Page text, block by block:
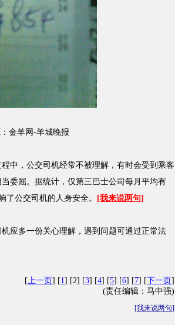
金羊网-羊城晚报
，公交司机经常不被理解，有时会受到乘客
委屈。据统计，仅第三巴士公司每月平均有
了公交司机的人身安全。
[我来说两句]
多一份关心理解，遇到问题可通过正常法
[上一页] [1] [2] [3] [4] [5] [6] [7] [下一页]
(责任编辑：马中强)
[我来说两句]